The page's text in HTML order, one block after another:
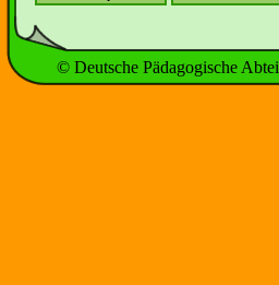
© Deutsche Pädagogische